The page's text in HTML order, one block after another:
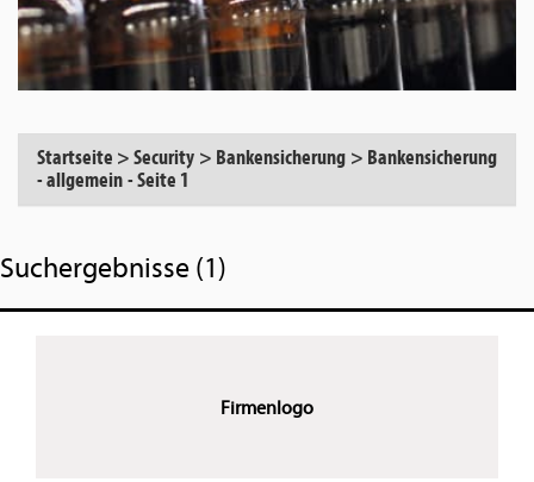
Startseite >Security > Bankensicherung > Bankensicherung
- allgemein-Seite 1
Suchergebnisse (1)
Firmenlogo